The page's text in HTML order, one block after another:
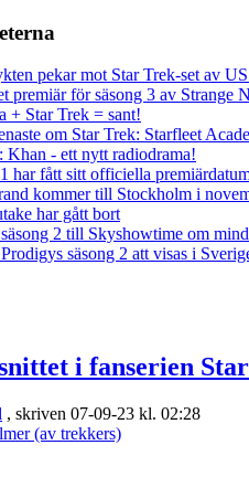
pekar mot Star Trek-set av
premiär för säsong 3 av Strange
+ Star Trek = sant!
om Star Trek: Starfleet
Khan - ett nytt radiodrama!
har fått sitt officiella
kommer till Stockholm i
har gått bort
2 till Skyshowtime om
säsong 2 att visas i
i fanserien
, skriven 07-09-23 kl. 02:28
(av trekkers)